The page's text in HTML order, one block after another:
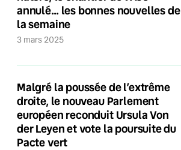
annulé… les bonnes nouvelles de
la semaine
3 mars 2025
Malgré la poussée de l’extrême
droite, le nouveau Parlement
européen reconduit Ursula Von
der Leyen et vote la poursuite du
Pacte vert